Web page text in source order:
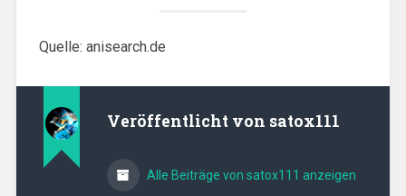
Quelle: anisearch.de
Veröffentlicht von satox111
Alle Beiträge von satox111 anzeigen